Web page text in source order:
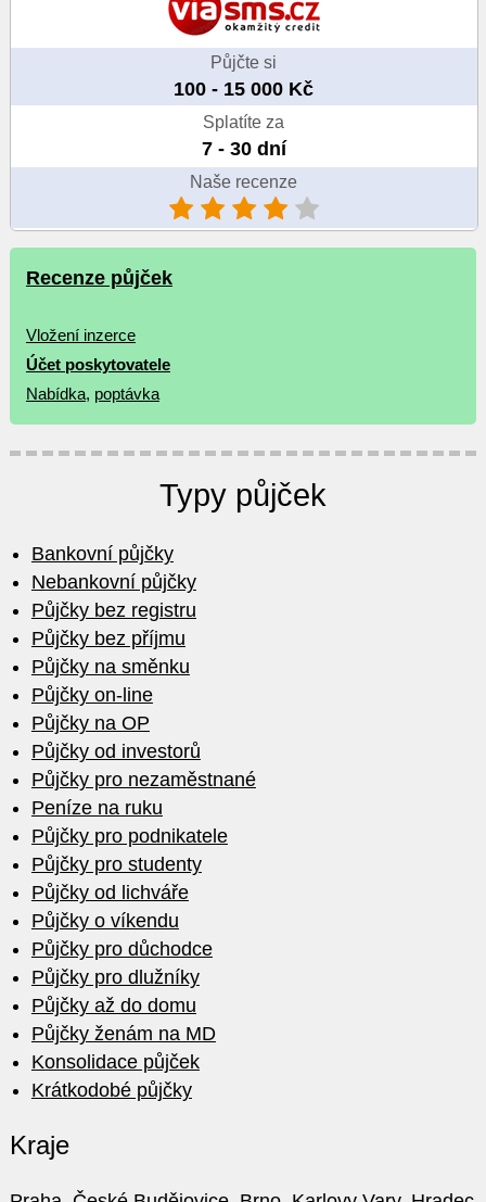
Půjčte si
100 - 15 000 Kč
Splatíte za
7 - 30 dní
Naše recenze
Recenze půjček
Vložení inzerce
Účet poskytovatele
Nabídka, poptávka
Typy půjček
Bankovní půjčky
Nebankovní půjčky
Půjčky bez registru
Půjčky bez příjmu
Půjčky na směnku
Půjčky on-line
Půjčky na OP
Půjčky od investorů
Půjčky pro nezaměstnané
Peníze na ruku
Půjčky pro podnikatele
Půjčky pro studenty
Půjčky od lichváře
Půjčky o víkendu
Půjčky pro důchodce
Půjčky pro dlužníky
Půjčky až do domu
Půjčky ženám na MD
Konsolidace půjček
Krátkodobé půjčky
Kraje